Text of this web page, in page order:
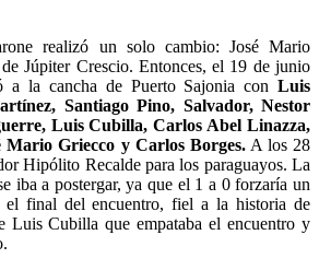
realizó un solo cambio: José Mario
Júpiter Crescio. Entonces, el 19 de junio
a la cancha de Puerto Sajonia con Luis
Santiago Pino, Salvador, Nestor
Luis Cubilla, Carlos Abel Linazza,
Mario Griecco y Carlos Borges.A los 28
Hipólito Recalde para los paraguayos. La
iba a postergar, ya que el 1 a 0 forzaría un
el final del encuentro, fiel a la historia de
Luis Cubilla que empataba el encuentro y